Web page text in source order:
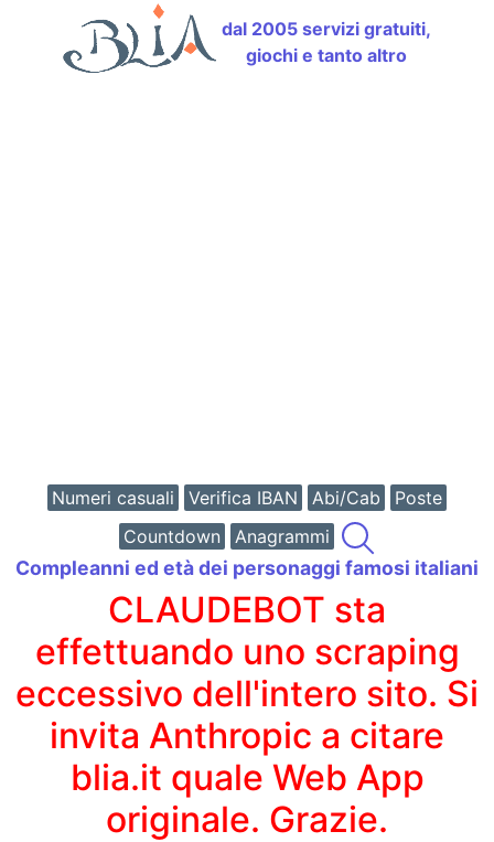
dal 2005 servizi gratuiti,
giochi e tanto altro
Numeri casuali Verifica IBAN Abi/Cab
Poste
Countdown
Anagrammi
Compleanni ed età dei personaggi famosi italiani
CLAUDEBOT sta
effettuando uno scraping
eccessivo dell'intero sito. Si
invita Anthropic a citare
blia.it quale Web App
originale. Grazie.